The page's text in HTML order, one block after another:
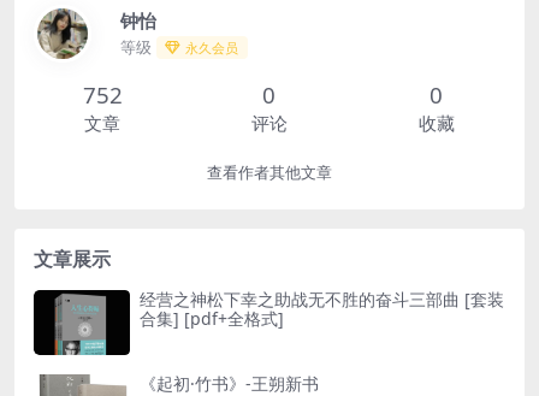
钟怡
等级 永久会员
752
文章
0
评论
0
收藏
查看作者其他文章
文章展示
经营之神松下幸之助战无不胜的奋斗三部曲 [ 套装
合集] [pdf+全格式]
《起初·竹书》-王朔新书